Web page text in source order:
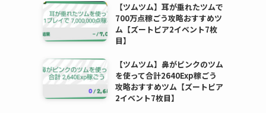
【ツムツム】耳が垂れたツムで
700万点稼ごう攻略おすすめツ
ム【ズートピア2イベント7枚
目】
【ツムツム】鼻がピンクのツム
を使って合計2640Exp稼ごう
攻略おすすめツム【ズートピア
2イベント7枚目】